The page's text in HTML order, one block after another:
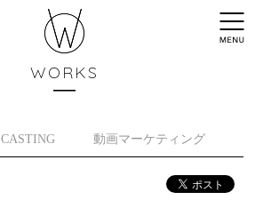
WORKS
CASTING 動画マーケティング